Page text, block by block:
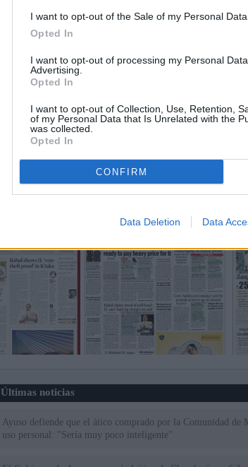
I want to opt-out of the Sale of my Personal Data.
Opted In
I want to opt-out of processing my Personal
Advertising.
Opted In
I want to opt-out of Collection, Use, Retention,
of my Personal Data that Is Unrelated with the
was collected.
Opted In
CONFIRM
Data Deletion Data
Últimas noticias
Ayuso defiende que el ático comprado por la Comunidad de
uso personal: "Sería muy poco inteligente"